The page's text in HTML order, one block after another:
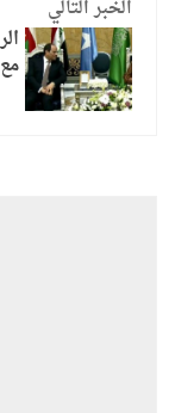
الخبر التالي